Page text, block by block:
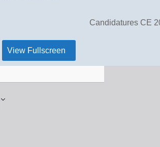
Candidatures CE
View Fullscreen